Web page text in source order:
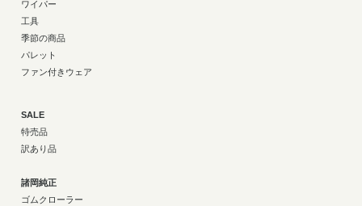
ワイパー
工具
季節の商品
パレット
ファン付きウェア
SALE
特売品
訳あり品
諸岡純正
ゴムクローラー